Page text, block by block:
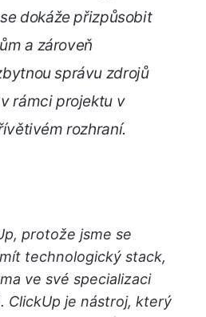
dokáže přizpůsobit
a zároveň
správu zdrojů
rámci projektu v
rozhraní.
protože jsme se
technologický stack,
ve své specializaci
ClickUp je nástroj, který